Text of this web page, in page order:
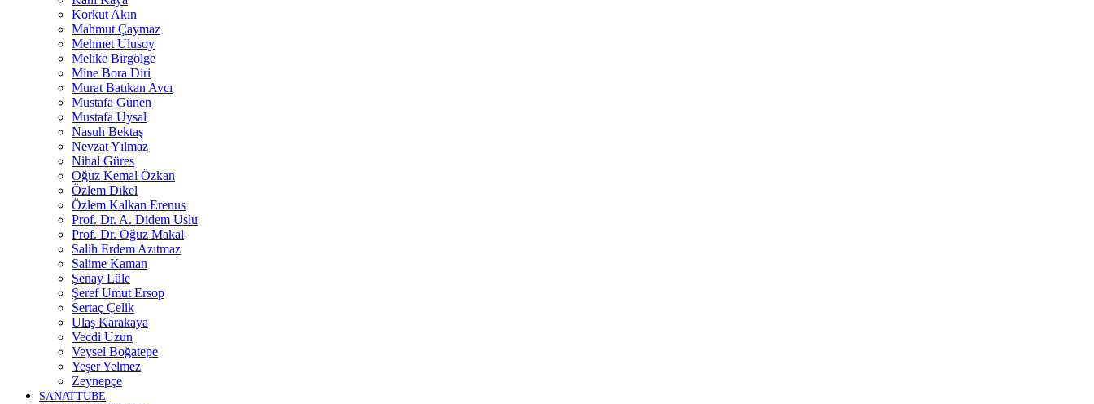
Korkut Akın
Mahmut Çaymaz
Mehmet Ulusoy
Melike Birgölge
Mine Bora Diri
Murat Batıkan Avcı
Mustafa Günen
Mustafa Uysal
Nasuh Bektaş
Nevzat Yılmaz
Nihal Güres
Oğuz Kemal Özkan
Özlem Dikel
Özlem Kalkan Erenus
Prof. Dr. A. Didem Uslu
Prof. Dr. Oğuz Makal
Salih Erdem Azıtmaz
Salime Kaman
Şenay Lüle
Şeref Umut Ersop
Sertaç Çelik
Ulaş Karakaya
Vecdi Uzun
Veysel Boğatepe
Yeşer Yelmez
Zeynepçe
SANATTUBE